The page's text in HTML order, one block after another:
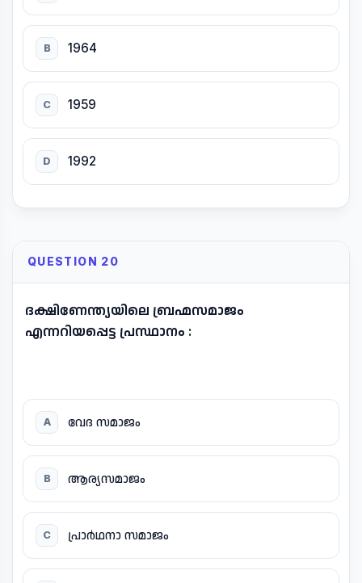
B 1964
C 1959
D 1992
QUESTION 20
ദക്ഷിണേന്ത്യയിലെ ബ്രഹ്മസമാജം
എന്നറിയപ്പെട്ട പ്രസ്ഥാനം :
A വേദ സമാജം
B ആര്യസമാജം
C പ്രാർഥനാ സമാജം